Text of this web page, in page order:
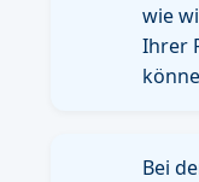
wie
Ihrer
Bei